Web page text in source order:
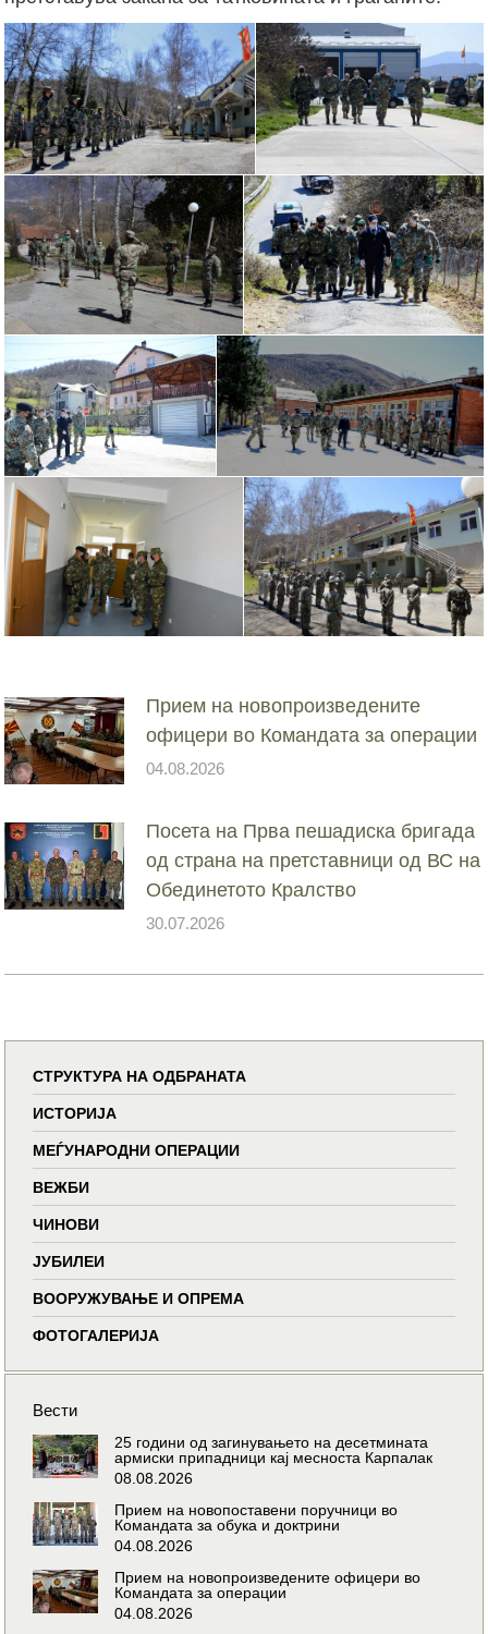
Прием на новопроизведените
офицери во Командата за операции
04.08.2026
Посета на Прва пешадиска бригада
од страна на претставници од ВС на
Обединетото Кралство
30.07.2026
СТРУКТУРА НА ОДБРАНАТА
ИСТОРИЈА
МЕЃУНАРОДНИ ОПЕРАЦИИ
ВЕЖБИ
ЧИНОВИ
ЈУБИЛЕИ
ВООРУЖУВАЊЕ И ОПРЕМА
ФОТОГАЛЕРИЈА
Вести
25 години од загинувањето на десетмината
армиски припадници кај месноста Карпалак
08.08.2026
Прием на новопоставени поручници во
Командата за обука и доктрини
04.08.2026
Прием на новопроизведените офицери во
Командата за операции
04.08.2026